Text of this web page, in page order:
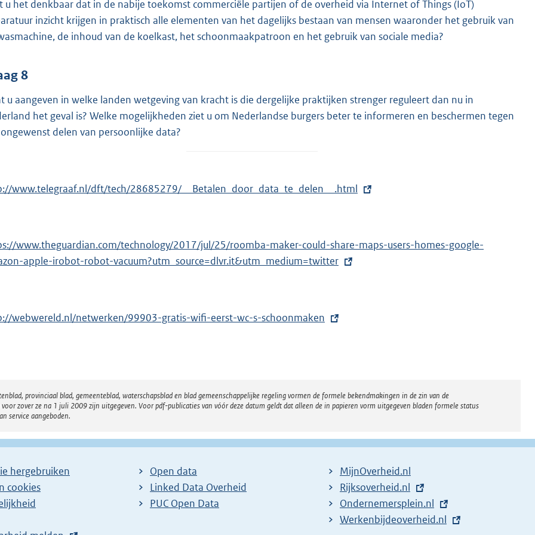
u het denkbaar dat in de nabije toekomst commerciële partijen of de overheid via Internet of Things (IoT)
inzicht krijgen in praktisch alle elementen van het dagelijks bestaan van mensen waaronder het gebruik van
de inhoud van de koelkast, het schoonmaakpatroon en het gebruik van sociale media?
8
u aangeven in welke landen wetgeving van kracht is die dergelijke praktijken strenger reguleert dan nu in
het geval is? Welke mogelijkheden ziet u om Nederlandse burgers beter te informeren en beschermen tegen
delen van persoonlijke data?
www.telegraaf.nl/dft/tech/28685279/__Betalen_door_data_te_delen__.html
www.theguardian.com/technology/2017/jul/25/roomba-maker-could-share-maps-users-homes-google-
apple-irobot-robot-vacuum?utm_source=dlvr.it&utm_medium=twitter
webwereld.nl/netwerken/99903-gratis-wifi-eerst-wc-s-schoonmaken
provinciaal blad, gemeenteblad, waterschapsblad en blad gemeenschappelijke regeling vormen de formele bekendmakingen in de zin van de
zover ze na 1 juli 2009 zijn uitgegeven. Voor pdf-publicaties van vóór deze datum geldt dat alleen de in papieren vorm uitgegeven bladen formele status
service aangeboden.
hergebruiken
cookies
Open data
Linked Data Overheid
PUC Open Data
MijnOverheid.nl
E
x
t
Rijksoverheid.nl
E
x
Ondernemersplein.nl
E
Werkenbijdeoverheid.nl